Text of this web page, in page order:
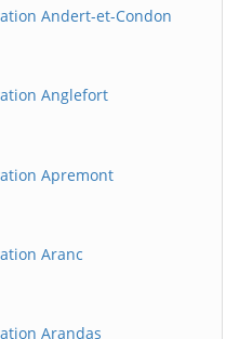
Andert-et-Condon
Anglefort
Apremont
Aranc
Arandas